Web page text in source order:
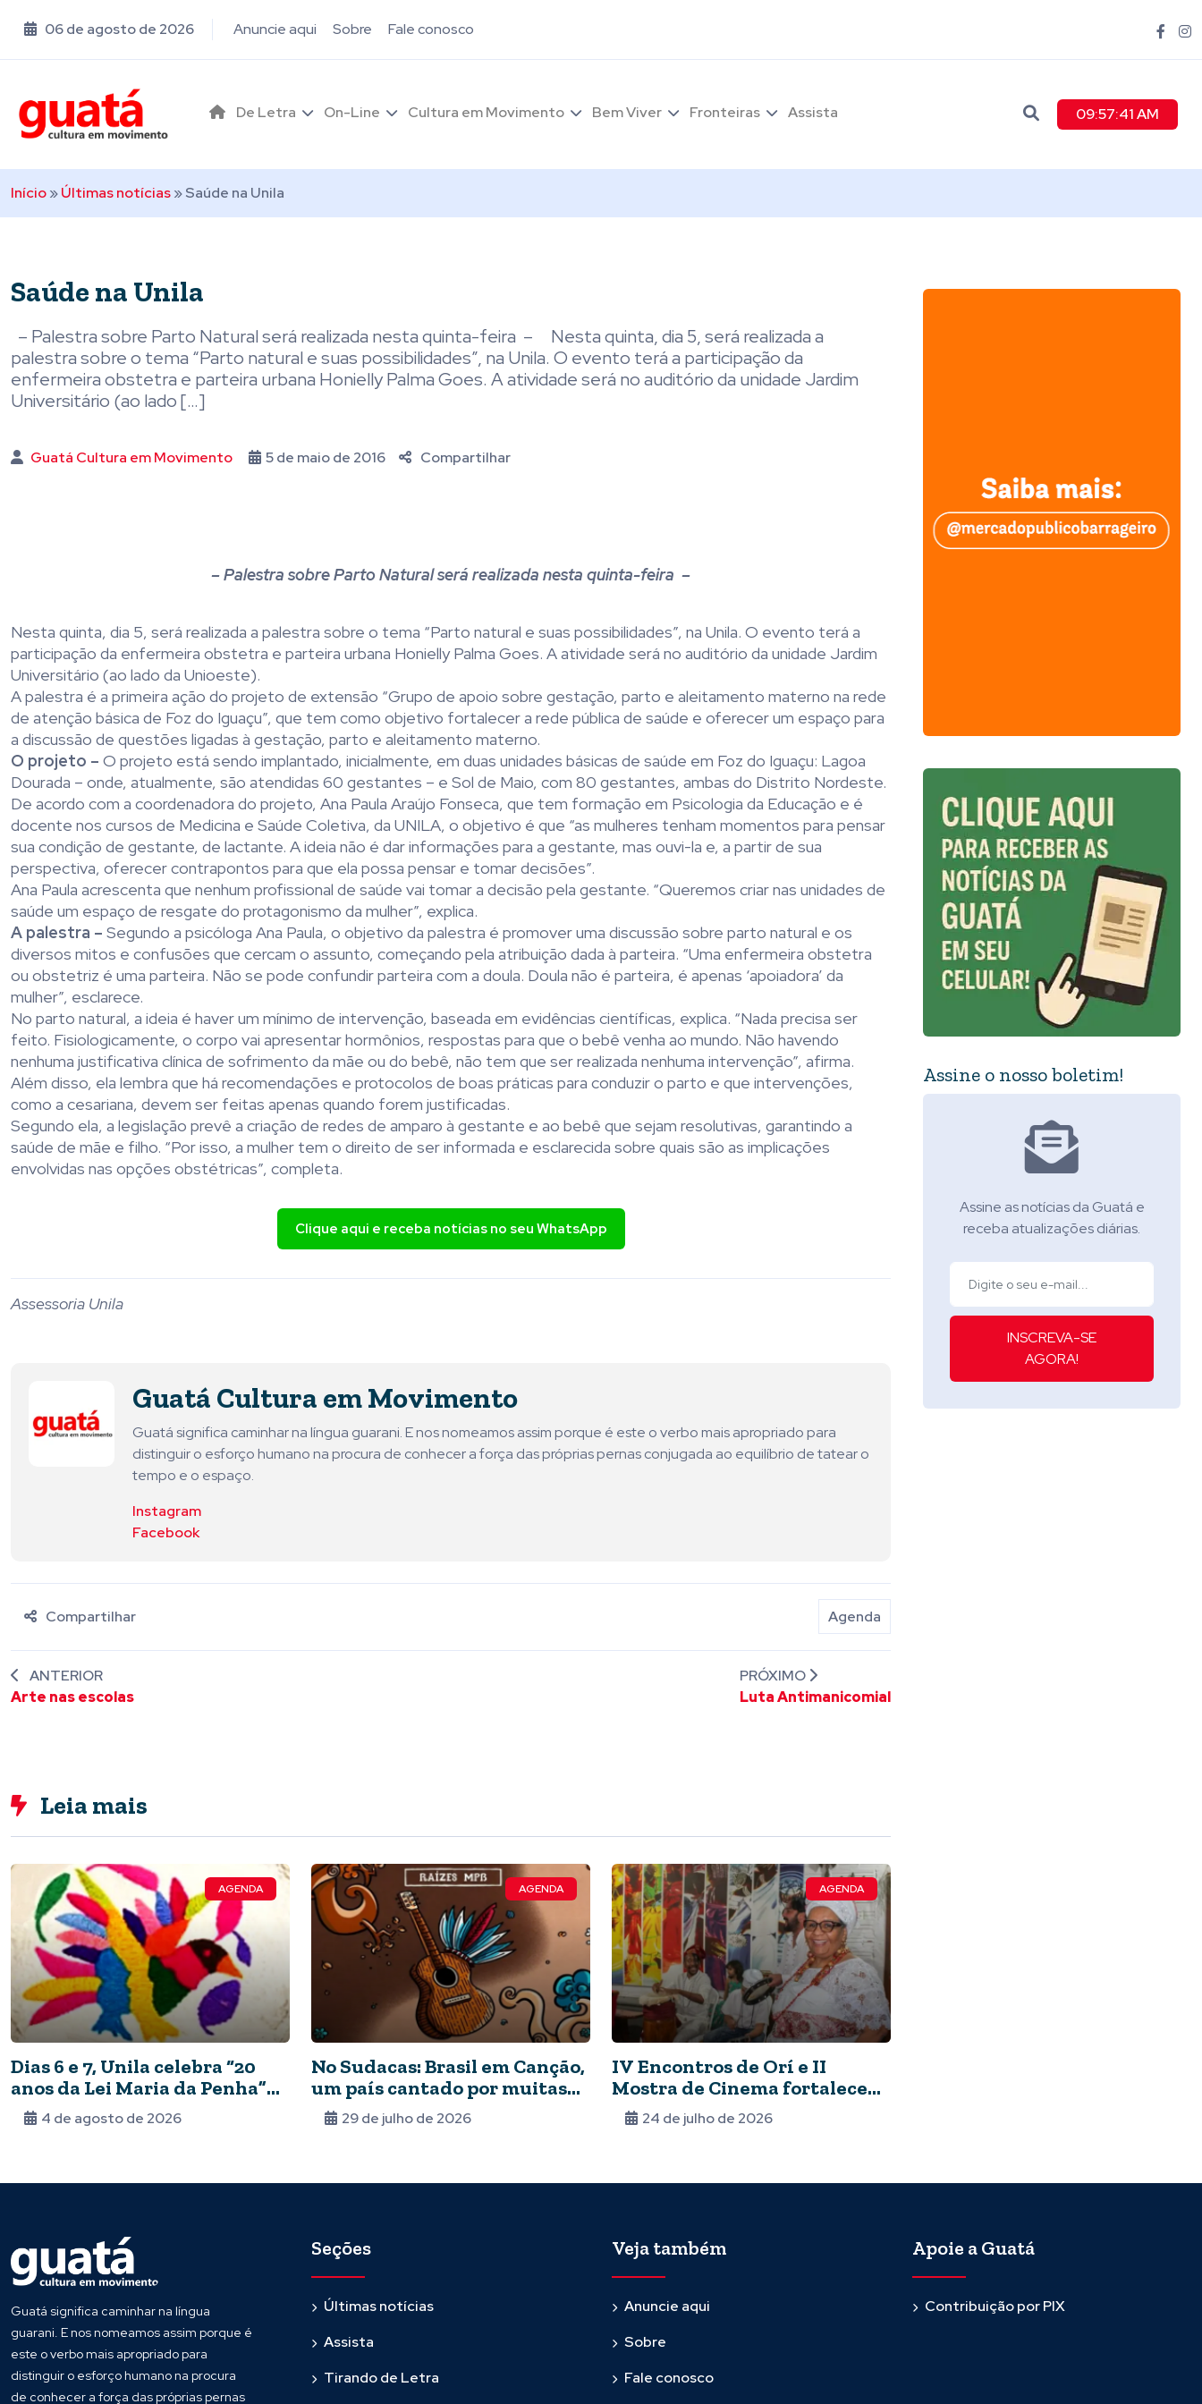
06 de agosto de 2026 Anuncie aqui Sobre Fale conosco
De Letra On-Line Cultura em Movimento Bem Viver Fronteiras Assista 09:57:42 AM
Início»Últimas notícias»Saúde na Unila
Saúde na Unila
– Palestra sobre Parto Natural será realizada nesta quinta-feira – Nesta quinta, dia 5, será realizada a
palestra sobre o tema “Parto natural e suas possibilidades”, na Unila. O evento terá a participação da
enfermeira obstetra e parteira urbana Honielly Palma Goes. A atividade será no auditório da unidade Jardim
Universitário (ao lado […]
Guatá Cultura em Movimento 5 de maio de 2016 Compartilhar
– Palestra sobre Parto Natural será realizada nesta quinta-feira –
Nesta quinta, dia 5, será realizada a palestra sobre o tema “Parto natural e suas possibilidades”, na Unila. O evento terá a
participação da enfermeira obstetra e parteira urbana Honielly Palma Goes. A atividade será no auditório da unidade Jardim
Universitário (ao lado da Unioeste).
A palestra é a primeira ação do projeto de extensão “Grupo de apoio sobre gestação, parto e aleitamento materno na rede
de atenção básica de Foz do Iguaçu”, que tem como objetivo fortalecer a rede pública de saúde e oferecer um espaço para
a discussão de questões ligadas à gestação, parto e aleitamento materno.
O projeto – O projeto está sendo implantado, inicialmente, em duas unidades básicas de saúde em Foz do Iguaçu: Lagoa
Dourada – onde, atualmente, são atendidas 60 gestantes – e Sol de Maio, com 80 gestantes, ambas do Distrito Nordeste.
De acordo com a coordenadora do projeto, Ana Paula Araújo Fonseca, que tem formação em Psicologia da Educação e é
docente nos cursos de Medicina e Saúde Coletiva, da UNILA, o objetivo é que “as mulheres tenham momentos para pensar
sua condição de gestante, de lactante. A ideia não é dar informações para a gestante, mas ouvi-la e, a partir de sua
perspectiva, oferecer contrapontos para que ela possa pensar e tomar decisões”.
Ana Paula acrescenta que nenhum profissional de saúde vai tomar a decisão pela gestante. “Queremos criar nas unidades de
saúde um espaço de resgate do protagonismo da mulher”, explica.
A palestra – Segundo a psicóloga Ana Paula, o objetivo da palestra é promover uma discussão sobre parto natural e os
diversos mitos e confusões que cercam o assunto, começando pela atribuição dada à parteira. “Uma enfermeira obstetra
ou obstetriz é uma parteira. Não se pode confundir parteira com a doula. Doula não é parteira, é apenas ‘apoiadora’ da
mulher”, esclarece.
No parto natural, a ideia é haver um mínimo de intervenção, baseada em evidências científicas, explica. “Nada precisa ser
feito. Fisiologicamente, o corpo vai apresentar hormônios, respostas para que o bebê venha ao mundo. Não havendo
nenhuma justificativa clínica de sofrimento da mãe ou do bebê, não tem que ser realizada nenhuma intervenção”, afirma.
Além disso, ela lembra que há recomendações e protocolos de boas práticas para conduzir o parto e que intervenções,
como a cesariana, devem ser feitas apenas quando forem justificadas.
Segundo ela, a legislação prevê a criação de redes de amparo à gestante e ao bebê que sejam resolutivas, garantindo a
saúde de mãe e filho. “Por isso, a mulher tem o direito de ser informada e esclarecida sobre quais são as implicações
envolvidas nas opções obstétricas”, completa.
Clique aqui e receba notícias no seu WhatsApp
Assessoria Unila
Guatá Cultura em Movimento
Guatá significa caminhar na língua guarani. E nos nomeamos assim porque é este o verbo mais apropriado para
distinguir o esforço humano na procura de conhecer a força das próprias pernas conjugada ao equilíbrio de tatear o
tempo e o espaço.
Instagram
Facebook
Compartilhar Agenda
ANTERIOR
Arte nas escolas
PRÓXIMO
Luta Antimanicomial
Leia mais
AGENDA
Dias 6 e 7, Unila celebra “20
anos da Lei Maria da Penha”
com seminário
4 de agosto de 2026
AGENDA
No Sudacas: Brasil em Canção,
um país cantado por muitas
vozes29 de julho de 2026
AGENDA
IV Encontros de Orí e II
Mostra de Cinema fortalecem
memória e ancestralidade
24 de julho de 2026
Assine o nosso boletim!
Assine as notícias da Guatá e
receba atualizações diárias.
INSCREVA-SE
AGORA!
Guatá significa caminhar na língua
guarani. E nos nomeamos assim porque é
este o verbo mais apropriado para
distinguir o esforço humano na procura
de conhecer a força das próprias pernas
Seções
Últimas notícias
Assista
Tirando de Letra
Veja também
Anuncie aqui
Sobre
Fale conosco
Apoie a Guatá
Contribuição por PIX